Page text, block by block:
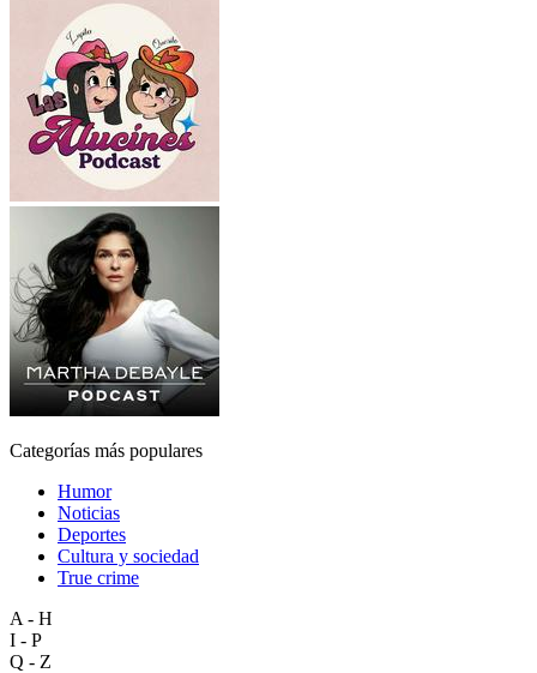
Categorías más populares
Humor
Noticias
Deportes
Cultura y sociedad
True crime
A - H
I - P
Q - Z